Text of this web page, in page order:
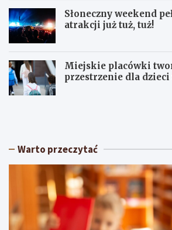
Słoneczny weekend
atrakcji już tuż, tuż!
Miejskie placówki
przestrzenie dla dzieci
S
c
e
e
k
U
w
k
i
e
Warto przeczytać